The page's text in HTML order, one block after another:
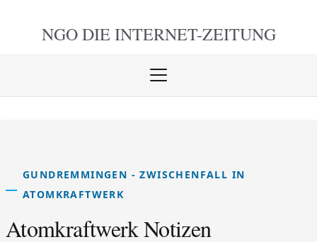
NGO DIE INTERNET-ZEITUNG
Menü
GUNDREMMINGEN - ZWISCHENFALL IN
ATOMKRAFTWERK
Atomkraftwerk Notizen